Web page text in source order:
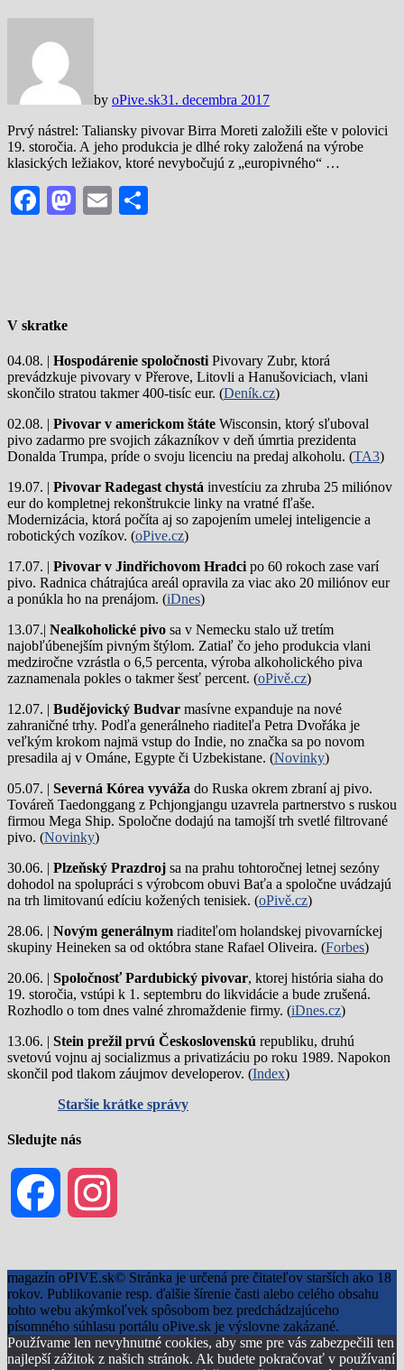
by oPive.sk31. decembra 2017
Prvý nástrel: Taliansky pivovar Birra Moreti založili ešte v polovici
19. storočia. A jeho produkcia je dlhé roky založená na výrobe
klasických ležiakov, ktoré nevybočujú z „europivného“ …
Facebook
Mastodon
Email
V skratke
04.08. | Hospodárenie spoločnosti Pivovary Zubr, ktorá
prevádzkuje pivovary v Přerove, Litovli a Hanušoviciach, vlani
skončilo stratou takmer 400-tisíc eur. (Deník.cz)
02.08. | Pivovar v americkom štáte Wisconsin, ktorý sľuboval
pivo zadarmo pre svojich zákazníkov v deň úmrtia prezidenta
Donalda Trumpa, príde o svoju licenciu na predaj alkoholu. (TA3)
19.07. | Pivovar Radegast chystá investíciu za zhruba 25 miliónov
eur do kompletnej rekonštrukcie linky na vratné fľaše.
Modernizácia, ktorá počíta aj so zapojením umelej inteligencie a
robotických vozíkov. (oPive.cz)
17.07. | Pivovar v Jindřichovom Hradci po 60 rokoch zase varí
pivo. Radnica chátrajúca areál opravila za viac ako 20 miliónov eur
a ponúkla ho na prenájom. (iDnes)
13.07.| Nealkoholické pivo sa v Nemecku stalo už tretím
najobľúbenejším pivným štýlom. Zatiaľ čo jeho produkcia vlani
medziročne vzrástla o 6,5 percenta, výroba alkoholického piva
zaznamenala pokles o takmer šesť percent. (oPivě.cz)
12.07. | Budějovický Budvar masívne expanduje na nové
zahraničné trhy. Podľa generálneho riaditeľa Petra Dvořáka je
veľkým krokom najmä vstup do Indie, no značka sa po novom
presadila aj v Ománe, Egypte či Uzbekistane. (Novinky)
05.07. | Severná Kórea vyváža do Ruska okrem zbraní aj pivo.
Továreň Taedonggang z Pchjongjangu uzavrela partnerstvo s ruskou
firmou Mega Ship. Spoločne dodajú na tamojší trh svetlé filtrované
pivo. (Novinky)
30.06. | Plzeňský Prazdroj sa na prahu tohtoročnej letnej sezóny
dohodol na spolupráci s výrobcom obuvi Baťa a spoločne uvádzajú
na trh limitovanú edíciu kožených tenisiek. (oPivě.cz)
28.06. | Novým generálnym riaditeľom holandskej pivovarníckej
skupiny Heineken sa od októbra stane Rafael Oliveira. (Forbes)
20.06. | Spoločnosť Pardubický pivovar, ktorej história siaha do
19. storočia, vstúpi k 1. septembru do likvidácie a bude zrušená.
Rozhodlo o tom dnes valné zhromaždenie firmy. (iDnes.cz)
13.06. | Stein prežil prvú Československú republiku, druhú
svetovú vojnu aj socializmus a privatizáciu po roku 1989. Napokon
skončil pod tlakom záujmov developerov. (Index)
Staršie krátke správy
Sledujte nás
Facebook
magazín oPIVE.sk© Stránka je určená pre čitateľov starších ako 18
rokov. Publikovanie resp. ďalšie šírenie časti alebo celého obsahu
tohto webu akýmkoľvek spôsobom bez predchádzajúceho
písomného súhlasu portálu oPive.sk je výslovne zakázané.
Používame len nevyhnutné cookies, aby sme pre vás zabezpečili ten
najlepší zážitok z našich stránok. Ak budete pokračovať v používaní